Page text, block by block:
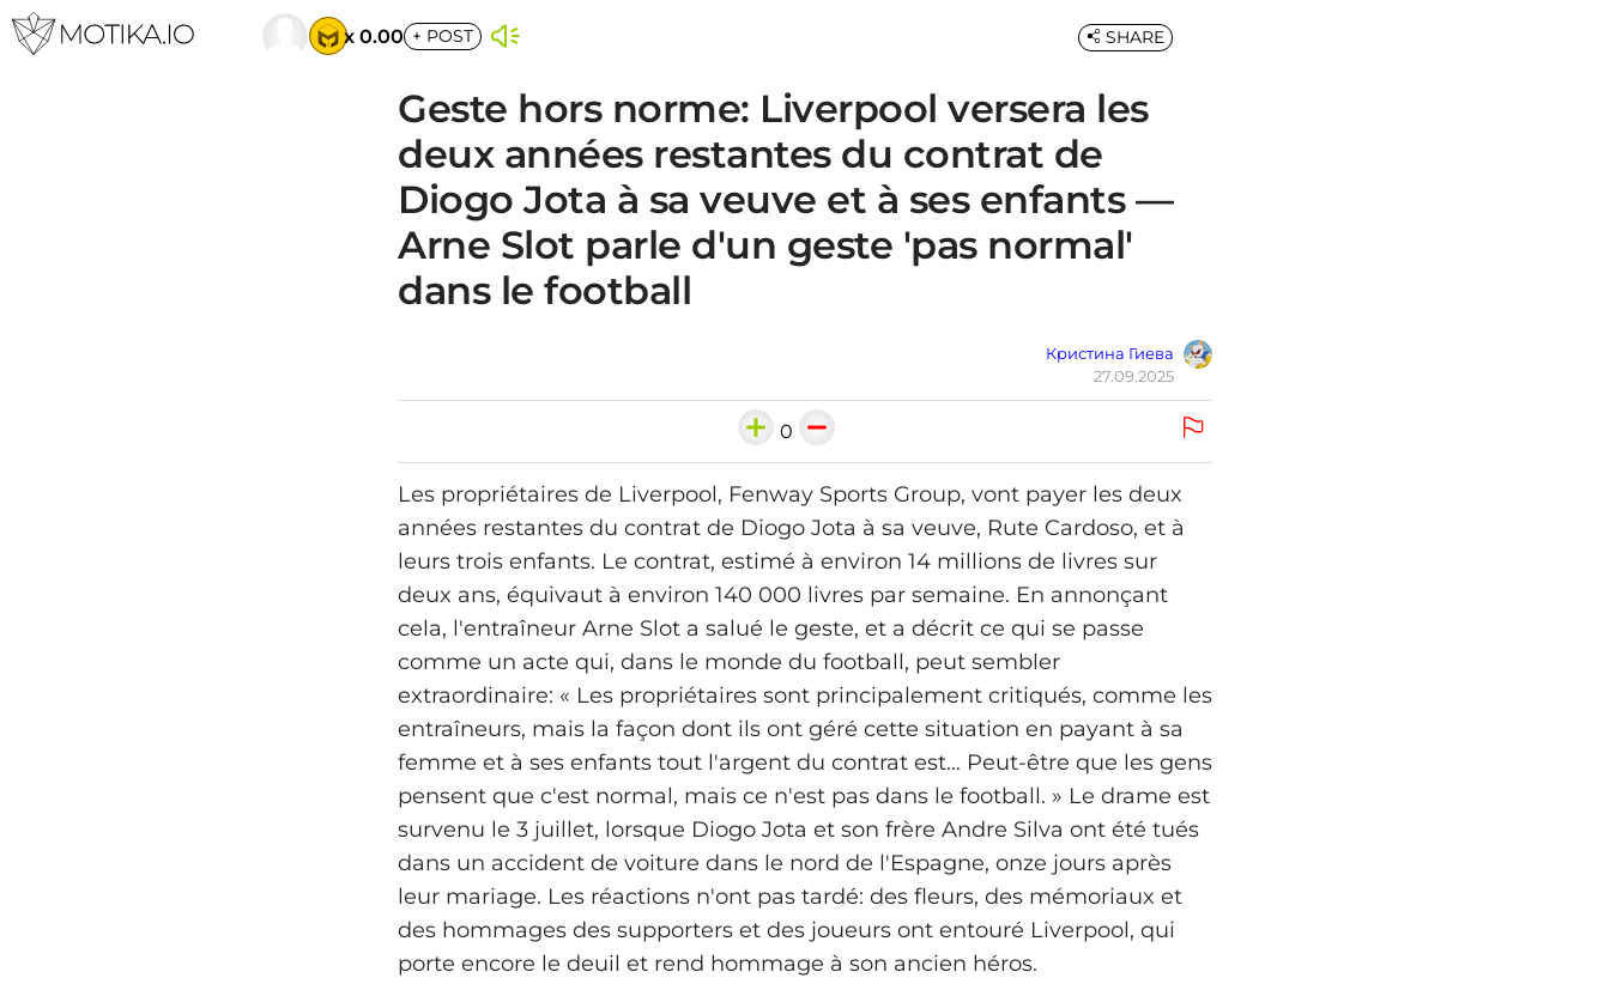
x 0.00 + POST
Geste hors norme: Liverpool versera les
deux années restantes du contrat de
Diogo Jota à sa veuve et à ses enfants —
Arne Slot parle d'un geste 'pas normal'
dans le football
Кристина Гиева
27.09.2025
SHARE
0
Les propriétaires de Liverpool, Fenway Sports Group, vont payer les deux
années restantes du contrat de Diogo Jota à sa veuve, Rute Cardoso, et à
leurs trois enfants. Le contrat, estimé à environ 14 millions de livres sur
deux ans, équivaut à environ 140 000 livres par semaine. En annonçant
cela, l'entraîneur Arne Slot a salué le geste, et a décrit ce qui se passe
comme un acte qui, dans le monde du football, peut sembler
extraordinaire: « Les propriétaires sont principalement critiqués, comme les
entraîneurs, mais la façon dont ils ont géré cette situation en payant à sa
femme et à ses enfants tout l'argent du contrat est… Peut-être que les gens
pensent que c'est normal, mais ce n'est pas dans le football. » Le drame est
survenu le 3 juillet, lorsque Diogo Jota et son frère Andre Silva ont été tués
dans un accident de voiture dans le nord de l'Espagne, onze jours après
leur mariage. Les réactions n'ont pas tardé: des fleurs, des mémoriaux et
des hommages des supporters et des joueurs ont entouré Liverpool, qui
porte encore le deuil et rend hommage à son ancien héros.